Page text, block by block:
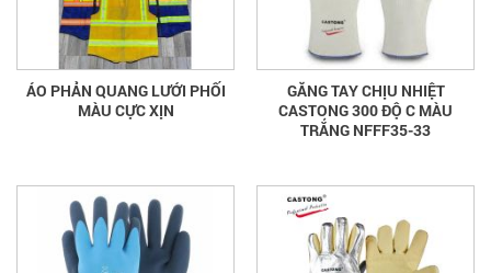
ÁO PHẢN QUANG LƯỚI PHỐI
MÀU CỰC XỊN
GĂNG TAY CHỊU NHIỆT
CASTONG 300 ĐỘ C MÀU
TRẮNG NFFF35-33